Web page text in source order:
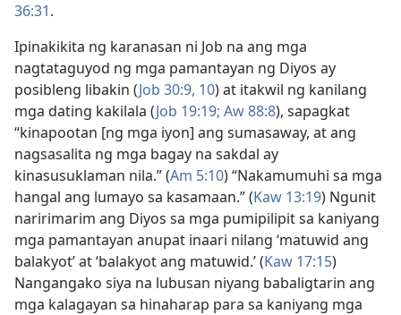
36:31.
Ipinakikita ng karanasan ni Job na ang mga
nagtataguyod ng mga pamantayan ng Diyos ay
posibleng libakin (Job 30:9, 10) at itakwil ng kanilang
mga dating kakilala (Job 19:19; Aw 88:8), sapagkat
“kinapootan [ng mga iyon] ang sumasaway, at ang
nagsasalita ng mga bagay na sakdal ay
kinasusuklaman nila.” (Am 5:10) “Nakamumuhi sa mga
hangal ang lumayo sa kasamaan.” (Kaw 13:19) Ngunit
naririmarim ang Diyos sa mga pumipilipit sa kaniyang
mga pamantayan anupat inaari nilang ‘matuwid ang
balakyot’ at ‘balakyot ang matuwid.’ (Kaw 17:15)
Nangangako siya na lubusan niyang babaligtarin ang
mga kalagayan sa hinaharap para sa kaniyang mga